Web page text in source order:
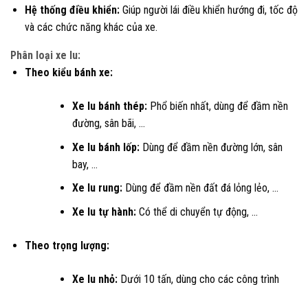
Hệ thống điều khiển:Giúp người lái điều khiển hướng đi, tốc độ
và các chức năng khác của xe.
Phân loại xe lu:
Theo kiểu bánh xe:
Xe lu bánh thép:Phổ biến nhất, dùng để đầm nền
đường, sân bãi, …
Xe lu bánh lốp:Dùng để đầm nền đường lớn, sân
bay, …
Xe lu rung:Dùng để đầm nền đất đá lỏng lẻo, …
Xe lu tự hành:Có thể di chuyển tự động, …
Theo trọng lượng:
Xe lu nhỏ:Dưới 10 tấn, dùng cho các công trình